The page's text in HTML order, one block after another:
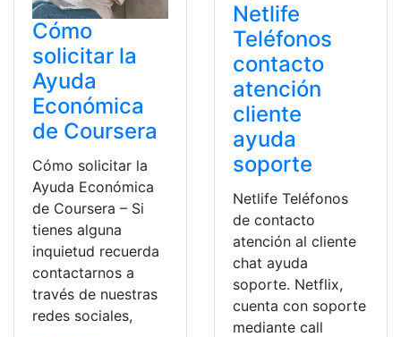
Cómo
solicitar la
Ayuda
Económica
de Coursera
Cómo solicitar la
Ayuda Económica
de Coursera – Si
tienes alguna
inquietud recuerda
contactarnos a
través de nuestras
redes sociales,
Netlife
Teléfonos
contacto
atención
cliente
ayuda
soporte
Netlife Teléfonos
de contacto
atención al cliente
chat ayuda
soporte. Netflix,
cuenta con soporte
mediante call